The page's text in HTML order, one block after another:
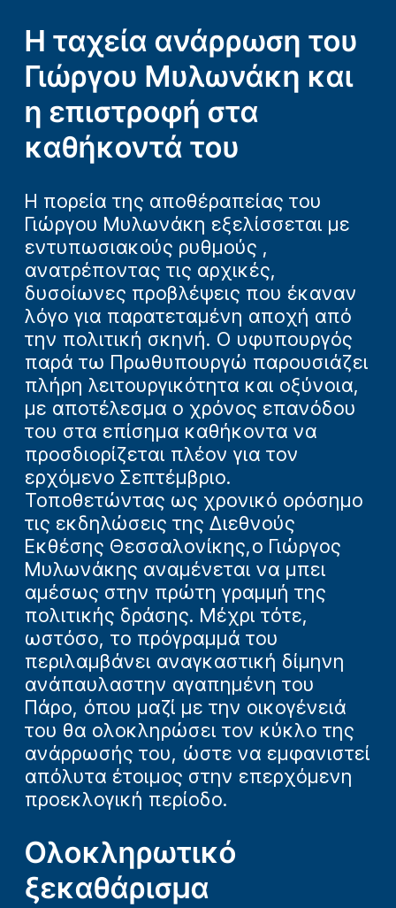
Η ταχεία ανάρρωση του
Γιώργου Μυλωνάκη και
η επιστροφή στα
καθήκοντά του
Η πορεία της αποθέραπείας του
Γιώργου Μυλωνάκη εξελίσσεται με
εντυπωσιακούς ρυθμούς ,
ανατρέποντας τις αρχικές,
δυσοίωνες προβλέψεις που έκαναν
λόγο για παρατεταμένη αποχή από
την πολιτική σκηνή. Ο υφυπουργός
παρά τω Πρωθυπουργώ παρουσιάζει
πλήρη λειτουργικότητα και οξύνοια,
με αποτέλεσμα ο χρόνος επανόδου
του στα επίσημα καθήκοντα να
προσδιορίζεται πλέον για τον
ερχόμενο Σεπτέμβριο.
Τοποθετώντας ως χρονικό ορόσημο
τις εκδηλώσεις της Διεθνούς
Εκθέσης Θεσσαλονίκης,ο Γιώργος
Μυλωνάκης αναμένεται να μπει
αμέσως στην πρώτη γραμμή της
πολιτικής δράσης. Μέχρι τότε,
ωστόσο, το πρόγραμμά του
περιλαμβάνει αναγκαστική δίμηνη
ανάπαυλαστην αγαπημένη του
Πάρο, όπου μαζί με την οικογένειά
του θα ολοκληρώσει τον κύκλο της
ανάρρωσής του, ώστε να εμφανιστεί
απόλυτα έτοιμος στην επερχόμενη
προεκλογική περίοδο.
Ολοκληρωτικό
ξεκαθάρισμα